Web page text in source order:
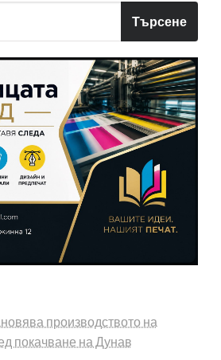
Търсене
производството на
покачване на Дунав